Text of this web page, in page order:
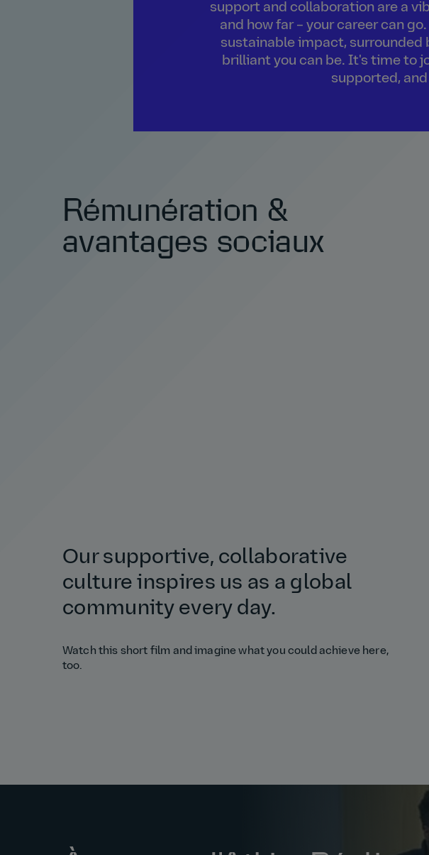
support and collaboration are a
and how far – your career can
sustainable impact, surrounded
brilliant you can be. It's time to
supported,
Rémunération &
avantages sociaux
Our supportive, collaborative
culture inspires us as a global
community every day.
Watch this short film and imagine what you could achieve here,
too.